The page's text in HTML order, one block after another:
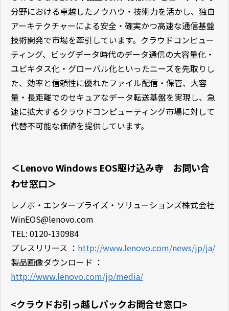
分野における卓越したノウハウ・技術力を活かし、独自
アーキテクチャーによる安全・確実かつ高速な通信基盤
技術開発で市場を牽引しています。クラウドコンピュー
ティング、ビッグデータ時代のデータ通信の大容量化・
ユビキタス化・グローバル化といったニーズを先取りし
た、効率と信頼性に優れたファイル配信・保管、大容
量・長距離でのセキュアなデータ転送基盤を実現し、急
速に拡大するクラウドコンピューティング市場に対して
代替不可能な価値を提供しています。
＜Lenovo Windows EOS駆け込み寺 お問い合
わせ窓口＞
レノボ・エンタープライズ・ソリューションズ株式会社
WinEOS@lenovo.com
TEL: 0120-130984
プレスリリース ： http://www.lenovo.com/news/jp/ja/
製品画像ダウンロード ：
http://www.lenovo.com/jp/media/
<クラウドお引っ越しパックお問合せ窓口>